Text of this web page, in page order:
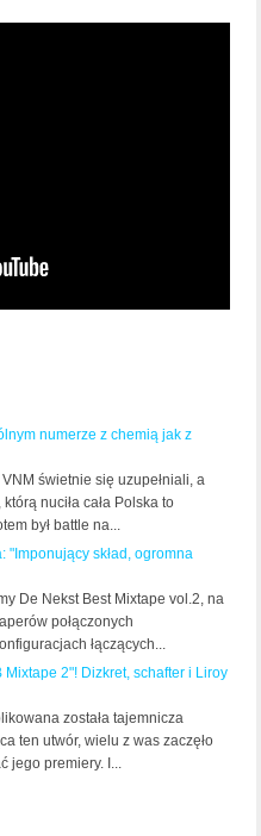
numerze z chemią jak z
świetnie się uzupełniali, a
nuciła cała Polska to
był battle na...
"Imponujący skład, ogromna
De Nekst Best Mixtape vol.2, na
połączonych
łączących...
2"! Dizkret, schafter i Liroy
została tajemnicza
ten utwór, wielu z was zaczęło
jego premiery. I...